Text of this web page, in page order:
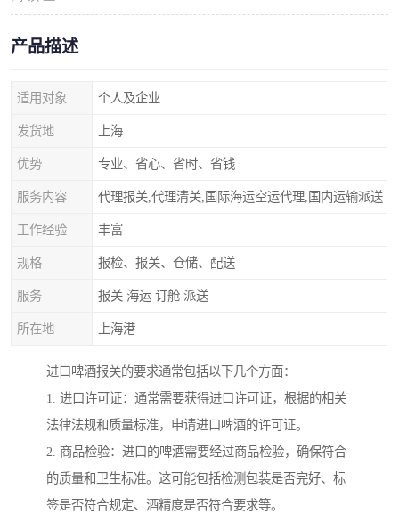
产品描述
适用对象 个人及企业
发货地 上海
优势 专业、省心、省时、省钱
服务内容 代理报关,代理清关,国际海运空运代理,国内运输派送
工作经验 丰富
规格 报检、报关、仓储、配送
服务 报关 海运 订舱 派送
所在地 上海港
进口啤酒报关的要求通常包括以下几个方面：
1. 进口许可证：通常需要获得进口许可证，根据的相关
法律法规和质量标准，申请进口啤酒的许可证。
2. 商品检验：进口的啤酒需要经过商品检验，确保符合
的质量和卫生标准。这可能包括检测包装是否完好、标
签是否符合规定、酒精度是否符合要求等。